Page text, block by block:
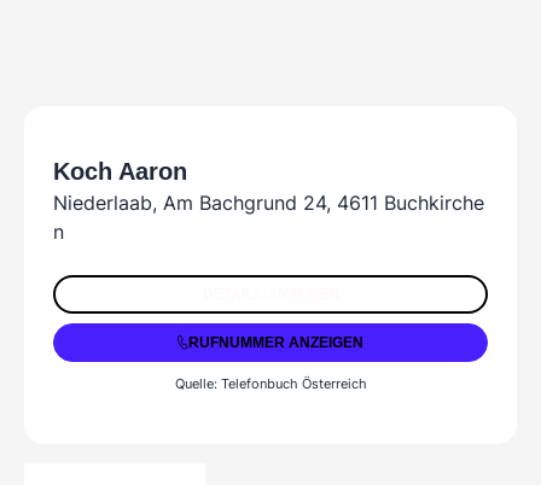
Koch Aaron
Niederlaab, Am Bachgrund 24, 4611 Buchkirche
n
664 1408751
RUFNUMMER ANZEIGEN
Quelle: Telefonbuch Österreich